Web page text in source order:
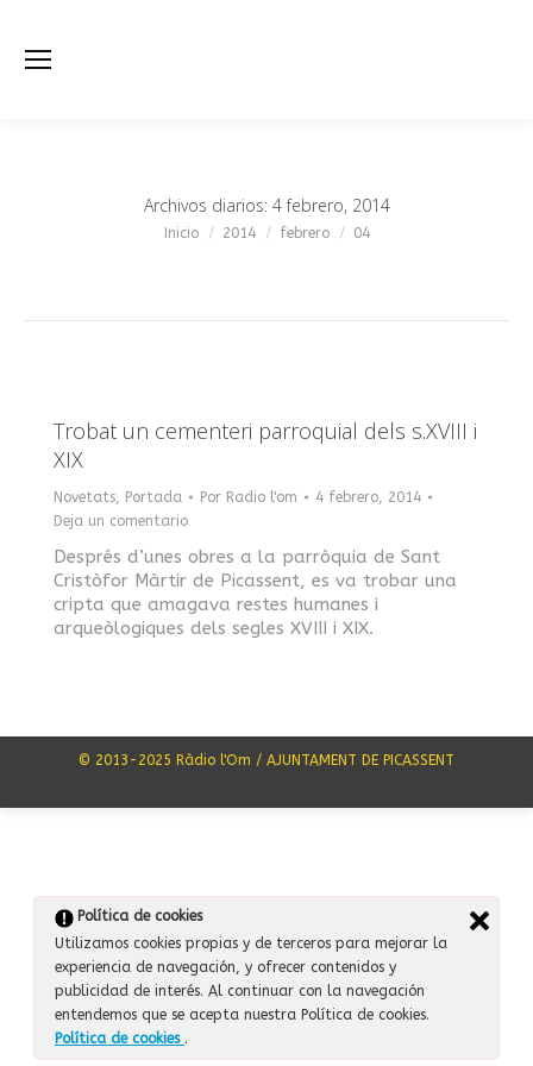
Archivos diarios: 4 febrero, 2014
Estás aquí:
Inicio 2014 febrero 04
Trobat un cementeri parroquial dels s.XVIII i
XIX
Novetats, Portada Por Radio l'om
4 febrero, 2014
Deja un comentario
Després d’unes obres a la parròquia de Sant
Cristòfor Màrtir de Picassent, es va trobar una
cripta que amagava restes humanes i
arqueòlogiques dels segles XVIII i XIX.
© 2013-2025 Ràdio l'Om / AJUNTAMENT DE PICASSENT
Política de cookies
Utilizamos cookies propias y de terceros para mejorar la
experiencia de navegación, y ofrecer contenidos y
publicidad de interés. Al continuar con la navegación
entendemos que se acepta nuestra Política de cookies.
Política de cookies .